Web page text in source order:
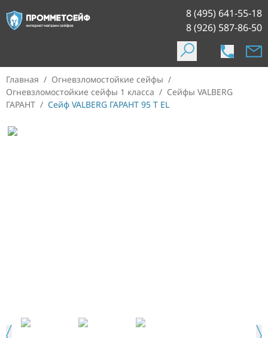
8 (495) 641-55-18
8 (926) 587-86-50
Главная / Огневзломостойкие сейфы /
Огневзломостойкие сейфы 1 класса / Сейфы VALBERG
ГАРАНТ / Сейф VALBERG ГАРАНТ 95 T EL